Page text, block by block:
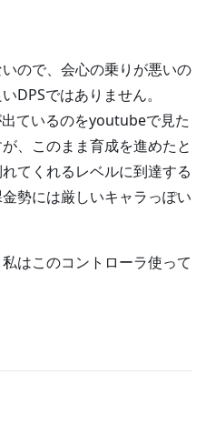
ので、会心の乗りが悪いの
DPSではありません。
ているのをyoutubeで見た
、このまま育成を進めたと
てくれるレベルに到達する
勢には厳しいキャラっぽい
はこのコントローラ使って